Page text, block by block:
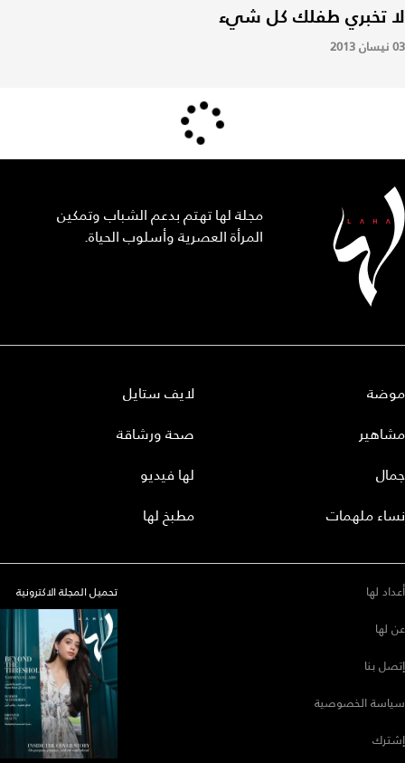
لا تخبري طفلك كل شيء
03 نيسان 2013
مجلة لها تهتم بدعم الشباب وتمكين
المرأة العصرية وأسلوب الحياة.
موضة
مشاهير
جمال
نساء ملهمات
لايف ستايل
صحة ورشاقة
لها فيديو
مطبخ لها
أعداد لها
عن لها
إتصل بنا
سياسة الخصوصية
إشترك
تحميل المجلة الاكترونية